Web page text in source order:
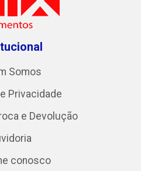
Somos
Privacidade
e Devolução
conosco